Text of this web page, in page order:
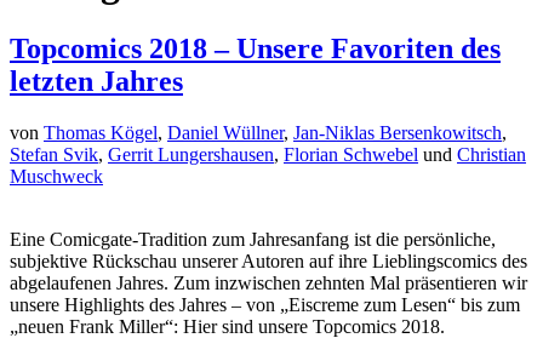
Topcomics 2018 – Unsere Favoriten des
letzten Jahres
von Thomas Kögel, Daniel Wüllner, Jan-Niklas Bersenkowitsch,
Stefan Svik, Gerrit Lungershausen, Florian Schwebel und Christian
Muschweck
Eine Comicgate-Tradition zum Jahresanfang ist die persönliche,
subjektive Rückschau unserer Autoren auf ihre Lieblingscomics des
abgelaufenen Jahres. Zum inzwischen zehnten Mal präsentieren wir
unsere Highlights des Jahres – von „Eiscreme zum Lesen“ bis zum
„neuen Frank Miller“: Hier sind unsere Topcomics 2018.